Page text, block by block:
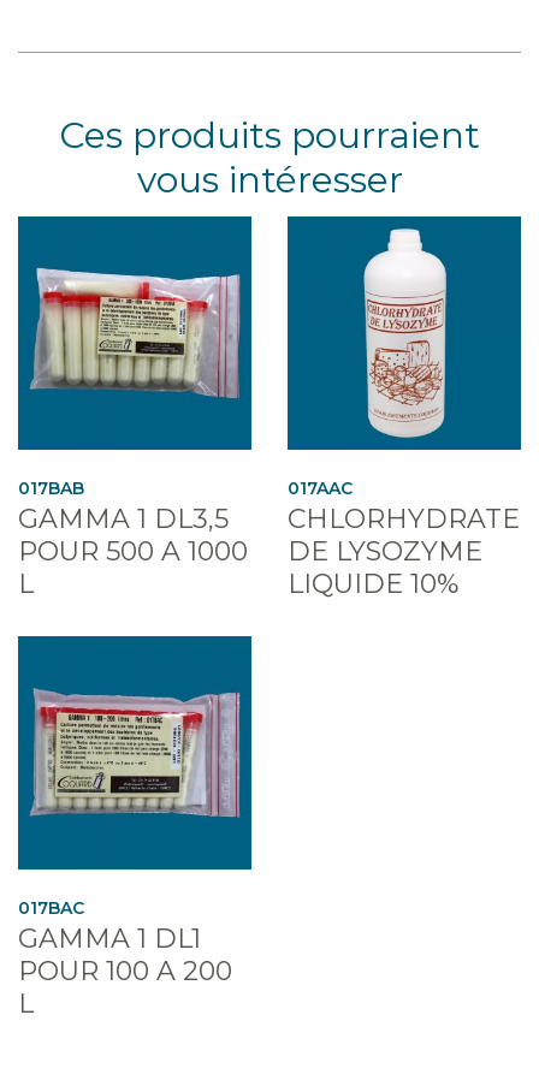
Ces produits pourraient
vous intéresser
017BAB
GAMMA 1 DL3,5
POUR 500 A 1000
L
017AAC
CHLORHYDRATE
DE LYSOZYME
LIQUIDE 10%
017BAC
GAMMA 1 DL1
POUR 100 A 200
L